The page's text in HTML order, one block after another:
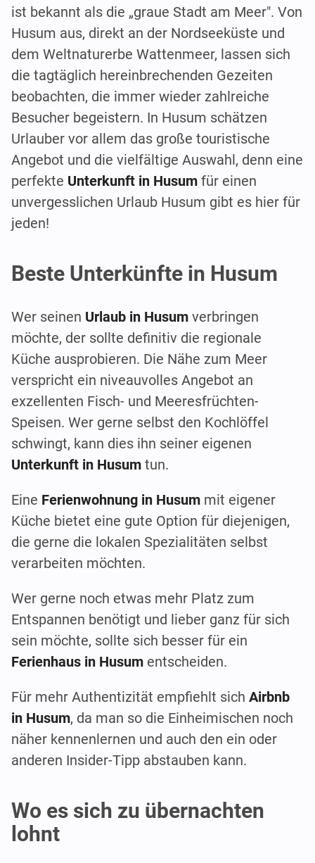
ist bekannt als die „graue Stadt am Meer". Von
Husum aus, direkt an der Nordseeküste und
dem Weltnaturerbe Wattenmeer, lassen sich
die tagtäglich hereinbrechenden Gezeiten
beobachten, die immer wieder zahlreiche
Besucher begeistern. In Husum schätzen
Urlauber vor allem das große touristische
Angebot und die vielfältige Auswahl, denn eine
perfekte Unterkunft in Husum für einen
unvergesslichen Urlaub Husum gibt es hier für
jeden!
Beste Unterkünfte in Husum
Wer seinen Urlaub in Husum verbringen
möchte, der sollte definitiv die regionale
Küche ausprobieren. Die Nähe zum Meer
verspricht ein niveauvolles Angebot an
exzellenten Fisch- und Meeresfrüchten-
Speisen. Wer gerne selbst den Kochlöffel
schwingt, kann dies ihn seiner eigenen
Unterkunft in Husum tun.
Eine Ferienwohnung in Husum mit eigener
Küche bietet eine gute Option für diejenigen,
die gerne die lokalen Spezialitäten selbst
verarbeiten möchten.
Wer gerne noch etwas mehr Platz zum
Entspannen benötigt und lieber ganz für sich
sein möchte, sollte sich besser für ein
Ferienhaus in Husum entscheiden.
Für mehr Authentizität empfiehlt sich Airbnb
in Husum, da man so die Einheimischen noch
näher kennenlernen und auch den ein oder
anderen Insider-Tipp abstauben kann.
Wo es sich zu übernachten
lohnt